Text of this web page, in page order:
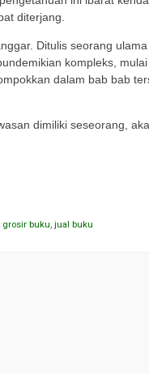
diterjang.
Ditulis seorang
kompleks, mulai
dalam bab bab
dimiliki seseorang,
grosir buku,jual buku